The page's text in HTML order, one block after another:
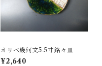
オリベ幾何文5.5寸銘々皿
¥2,640